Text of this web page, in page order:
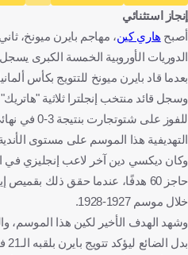
إنجلترا
ألمانياإنجاز استثنائي
أصبح هاري كين، مهاجم بايرن ميونخ،
بعدما قاد بايرن ميونخ للتتويج بكأس
وسجل قائد منتخب إنجلترا ثلاثية
للفوز على
التهديفية هذا الموسم على مستوى الأندية إلى
وكان ديكسي دين آخر لاعب إنجليزي في
خلال موسم 1927-1928.
وشهد الهدف الأخير لكين هذا الموسم،